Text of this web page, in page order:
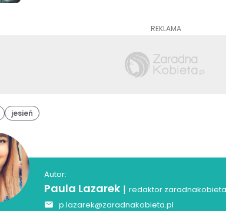
REKLAMA
jesień
Autor:
Paula Lazarek | redaktor
p.lazarek@zaradnakobieta.pl